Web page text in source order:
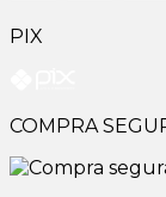
PIX
COMPRA